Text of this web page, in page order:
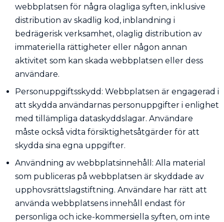
webbplatsen för några olagliga syften, inklusive
distribution av skadlig kod, inblandning i
bedrägerisk verksamhet, olaglig distribution av
immateriella rättigheter eller någon annan
aktivitet som kan skada webbplatsen eller dess
användare.
Personuppgiftsskydd: Webbplatsen är engagerad i
att skydda användarnas personuppgifter i enlighet
med tillämpliga dataskyddslagar. Användare
måste också vidta försiktighetsåtgärder för att
skydda sina egna uppgifter.
Användning av webbplatsinnehåll: Alla material
som publiceras på webbplatsen är skyddade av
upphovsrättslagstiftning. Användare har rätt att
använda webbplatsens innehåll endast för
personliga och icke-kommersiella syften, om inte